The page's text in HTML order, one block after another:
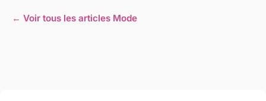
← Voir tous les articles Mode